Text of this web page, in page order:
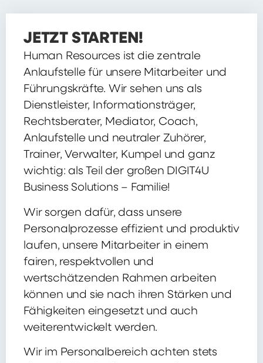
JETZT STARTEN!
Human Resources ist die zentrale
Anlaufstelle für unsere Mitarbeiter und
Führungskräfte. Wir sehen uns als
Dienstleister, Informationsträger,
Rechtsberater, Mediator, Coach,
Anlaufstelle und neutraler Zuhörer,
Trainer, Verwalter, Kumpel und ganz
wichtig: als Teil der großen DIGIT4U
Business Solutions – Familie!
Wir sorgen dafür, dass unsere
Personalprozesse effizient und produktiv
laufen, unsere Mitarbeiter in einem
fairen, respektvollen und
wertschätzenden Rahmen arbeiten
können und sie nach ihren Stärken und
Fähigkeiten eingesetzt und auch
weiterentwickelt werden.
Wir im Personalbereich achten stets